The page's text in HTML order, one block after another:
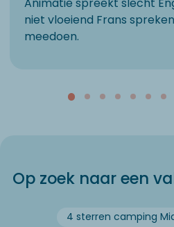
niet vloeiend Frans
meedoen.
Op zoek naar een
4 sterren camping